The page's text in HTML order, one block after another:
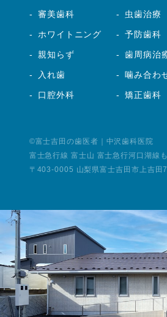
審美歯科
ホワイトニング
親知らず
入れ歯
口腔外科
虫歯治療
予防歯科
歯周病治
噛み合わ
矯正歯科
©富士吉田の歯医者 ｜中沢歯科医院
富士急行線 富士山 富士急行河口湖線
〒403-0005 山梨県富士吉田市上吉